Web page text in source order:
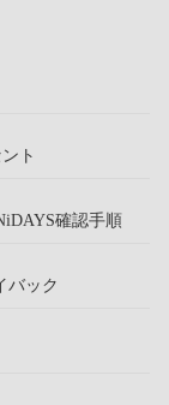
ト
確認手順
バック